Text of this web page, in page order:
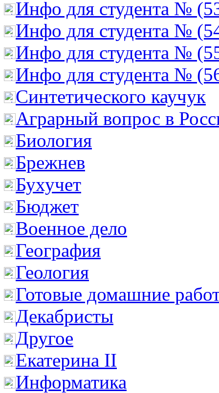
Инфо для студента №
Инфо для студента №
Инфо для студента №
Инфо для студента №
Cинтетического каучук
Аграрный вопрос в
Биология
Брежнев
Бухучет
Бюджет
Военное дело
География
Геология
Готовые домашние
Декабристы
Другое
Екатерина II
Информатика